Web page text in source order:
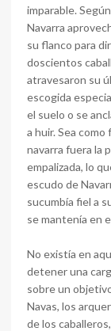
imparable.
Navarra
su flanco para
doscientos
atravesaron su
escogida
el suelo o se
a huir. Sea
navarra fuera la
empalizada, lo
escudo de
sucumbía fiel a
se mantenía en
No existía en
detener una
sobre un
Navas, los
de los